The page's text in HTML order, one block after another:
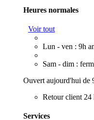
Heures normales
Voir tout
Lun - ven : 9h
Sam - dim :
Ouvert aujourd'hui de
Retour client 24
Services